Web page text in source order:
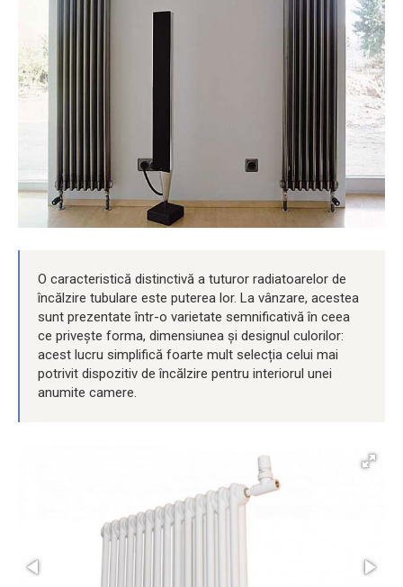
O caracteristică distinctivă a tuturor radiatoarelor de
încălzire tubulare este puterea lor. La vânzare, acestea
sunt prezentate într-o varietate semnificativă în ceea
ce privește forma, dimensiunea și designul culorilor:
acest lucru simplifică foarte mult selecția celui mai
potrivit dispozitiv de încălzire pentru interiorul unei
anumite camere.